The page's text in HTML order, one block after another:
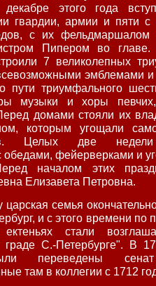
этого года
гвардии, армии и пяти с
с их
Пипером во
7 великолепных
эмблемами и
пути триумфального
музыки и хоры
домами стояли их
которым угощали
Целых две недели
обедами, фейерверками и
началом этих
Елизавета Петровна.
царская семья
и с этого времени по
стали
граде С.-Петербурге". В
переведены
там в коллегии с 1712